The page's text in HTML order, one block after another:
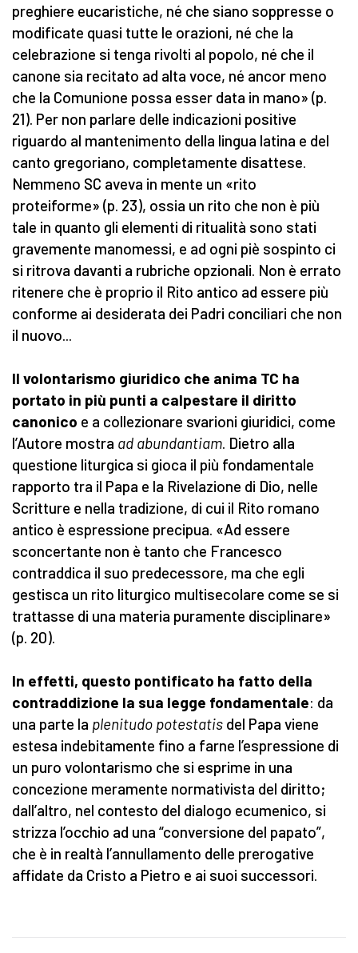
preghiere eucaristiche, né che siano soppresse o
modificate quasi tutte le orazioni, né che la
celebrazione si tenga rivolti al popolo, né che il
canone sia recitato ad alta voce, né ancor meno
che la Comunione possa esser data in mano» (p.
21). Per non parlare delle indicazioni positive
riguardo al mantenimento della lingua latina e del
canto gregoriano, completamente disattese.
Nemmeno SC aveva in mente un «rito
proteiforme» (p. 23), ossia un rito che non è più
tale in quanto gli elementi di ritualità sono stati
gravemente manomessi, e ad ogni piè sospinto ci
si ritrova davanti a rubriche opzionali. Non è errato
ritenere che è proprio il Rito antico ad essere più
conforme ai desiderata dei Padri conciliari che non
il nuovo...
Il volontarismo giuridico che anima TC ha
portato in più punti a calpestare il diritto
canonico e a collezionare svarioni giuridici, come
l’Autore mostra ad abundantiam. Dietro alla
questione liturgica si gioca il più fondamentale
rapporto tra il Papa e la Rivelazione di Dio, nelle
Scritture e nella tradizione, di cui il Rito romano
antico è espressione precipua. «Ad essere
sconcertante non è tanto che Francesco
contraddica il suo predecessore, ma che egli
gestisca un rito liturgico multisecolare come se si
trattasse di una materia puramente disciplinare»
(p. 20).
In effetti, questo pontificato ha fatto della
contraddizione la sua legge fondamentale: da
una parte la plenitudo potestatis del Papa viene
estesa indebitamente fino a farne l’espressione di
un puro volontarismo che si esprime in una
concezione meramente normativista del diritto;
dall’altro, nel contesto del dialogo ecumenico, si
strizza l’occhio ad una “conversione del papato”,
che è in realtà l’annullamento delle prerogative
affidate da Cristo a Pietro e ai suoi successori.